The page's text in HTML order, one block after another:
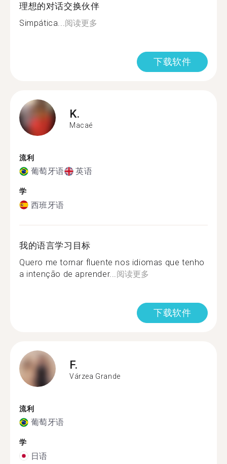
理想的对话交换伙伴
Simpática... 阅读更多
下载软件
K.
Macaé
流利
葡萄牙语 英语
学
西班牙语
我的语言学习目标
Quero me tornar fluente nos idiomas que tenho
a intenção de aprender... 阅读更多
下载软件
F.
Várzea Grande
流利
葡萄牙语
学
日语